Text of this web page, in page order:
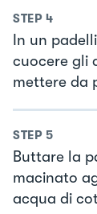
STEP 4
In un
cuocere gli
mettere da
STEP 5
Buttare la
macinato
acqua di